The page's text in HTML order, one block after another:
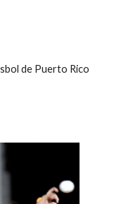
de Puerto Rico